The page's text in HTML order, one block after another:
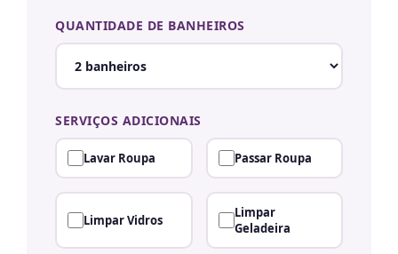
QUANTIDADE DE BANHEIROS
SERVIÇOS ADICIONAIS
Lavar Roupa Passar Roupa
Limpar Vidros
Limpar
Geladeira